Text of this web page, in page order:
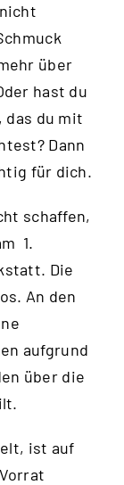
über
hast du
das du mit
Dann
für dich.
schaffen,
1.
Die
An den
aufgrund
über die
ist auf